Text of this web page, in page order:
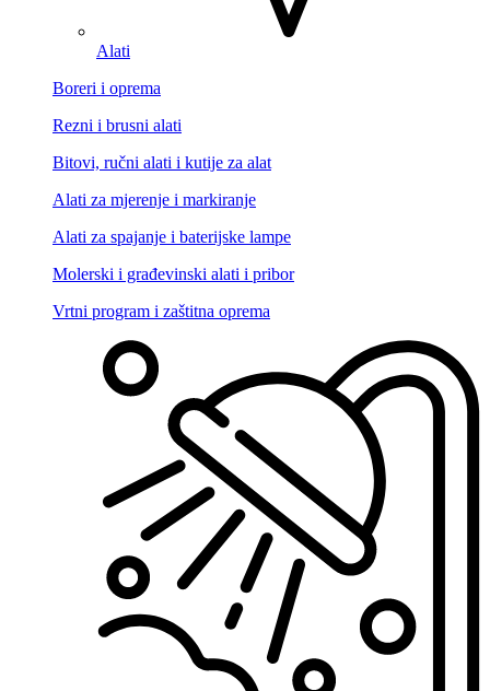
Alati
Boreri i oprema
Rezni i brusni alati
Bitovi, ručni alati i kutije za alat
Alati za mjerenje i markiranje
Alati za spajanje i baterijske lampe
Molerski i građevinski alati i pribor
Vrtni program i zaštitna oprema